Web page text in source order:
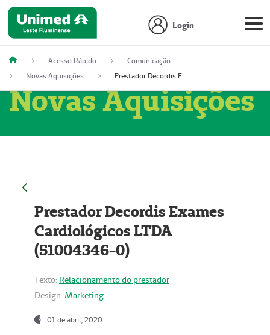
Login
Acesso Rápido
Comunicação
Novas Aquisições
Prestador Decordis Exames Cardiológicos LTDA (51004346-0)
Novas Aquisições
Prestador Decordis Exames
Cardiológicos LTDA
(51004346-0)
Texto: Relacionamento do prestador
Design: Marketing
01 de abril, 2020